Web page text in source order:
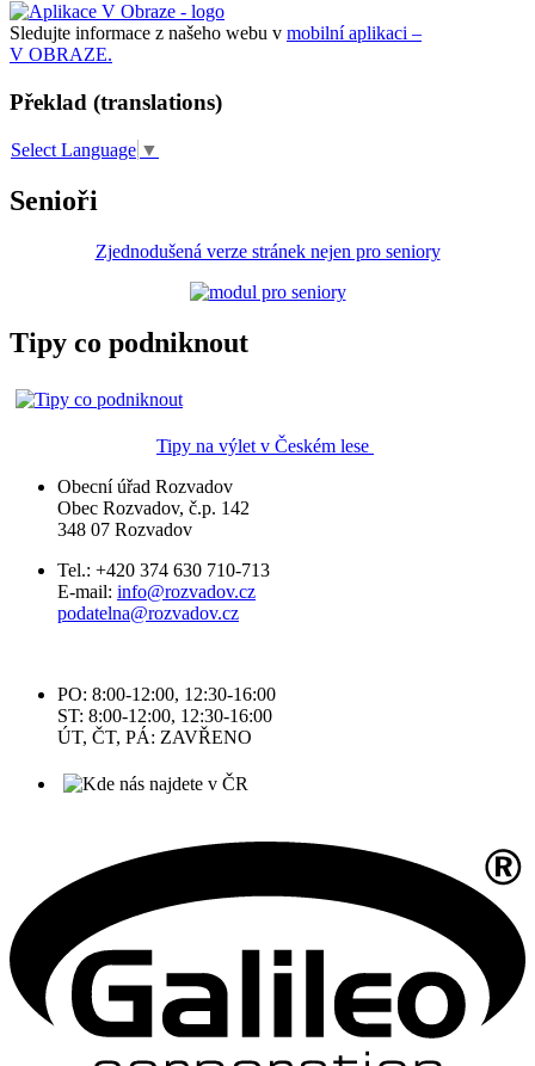
Sledujte informace z našeho webu v mobilní aplikaci –
V OBRAZE.
Překlad (translations)
Select Language ▼
Senioři
Zjednodušená verze stránek nejen pro seniory
Tipy co podniknout
Tipy na výlet v Českém lese
Obecní úřad Rozvadov
Obec Rozvadov, č.p. 142
348 07 Rozvadov
Tel.: +420 374 630 710-713
E-mail: info@rozvadov.cz
podatelna@rozvadov.cz
PO: 8:00-12:00, 12:30-16:00
ST: 8:00-12:00, 12:30-16:00
ÚT, ČT, PÁ: ZAVŘENO